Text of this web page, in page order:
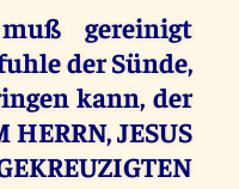
gereinigt
der Sünde,
kann, der
JESUS